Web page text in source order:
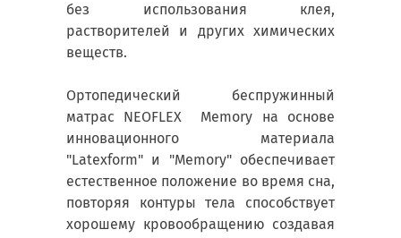
без использования клея,
растворителей и других химических
веществ.
Ортопедический беспружинный
матрас NEOFLEX Memory на основе
инновационного материала
"Latexform" и "Memory" обеспечивает
естественное положение во время сна,
повторяя контуры тела способствует
хорошему кровообращению создавая